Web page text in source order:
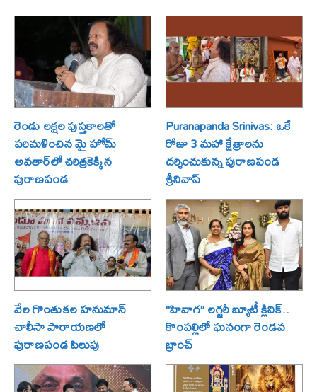
రెండు లక్షల పుస్తకాలతో
పరిమళించిన మై హోమ్
అవతార్‌లో చరిత్రకెక్కిన
పురాణపండ
Puranapanda Srinivas: ఒకే
రోజు 3 మహా క్షేత్రాలను
దర్శించుకున్న పురాణపండ
శ్రీనివాస్
వేల గొంతుకల హనుమాన్
చాలీసా పారాయణలో
పురాణపండ పిలుపు
“హివాగ” లగ్జరీ బ్యూటీ క్లినిక్..
కొంపల్లిలో ఘనంగా రెండవ
బ్రాంచ్